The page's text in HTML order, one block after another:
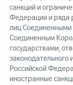
санкций и
Федерации и ряда
лиц
Соединенным
государствами;
законодательного
Российской
иностранные